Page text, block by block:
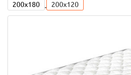
200x180
200x120